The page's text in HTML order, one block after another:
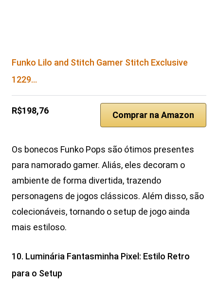
Funko Lilo and Stitch Gamer Stitch Exclusive
1229…
R$198,76 Comprar na Amazon
Os bonecos Funko Pops são ótimos presentes
para namorado gamer. Aliás, eles decoram o
ambiente de forma divertida, trazendo
personagens de jogos clássicos. Além disso, são
colecionáveis, tornando o setup de jogo ainda
mais estiloso.
10. Luminária Fantasminha Pixel: Estilo Retro
para o Setup